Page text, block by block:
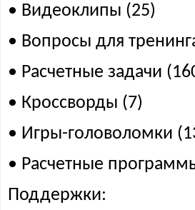
• Видеоклипы (25)
• Вопросы для
• Расчетные задачи
• Кроссворды (7)
• Игры-головоломки
• Расчетные
Поддержки: